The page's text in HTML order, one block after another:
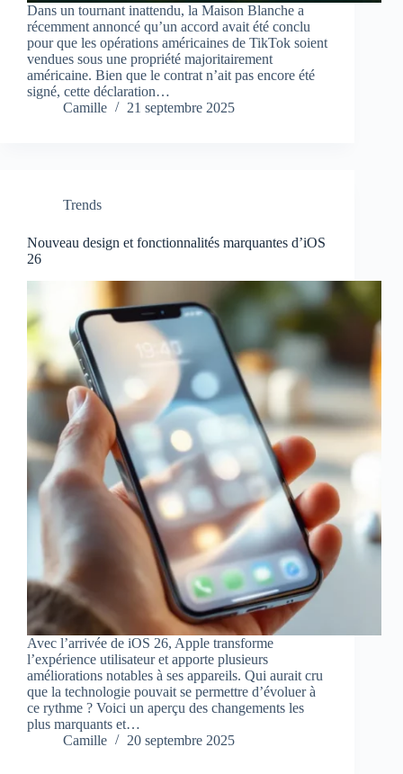
Dans un tournant inattendu, la Maison Blanche a
récemment annoncé qu’un accord avait été conclu
pour que les opérations américaines de TikTok soient
vendues sous une propriété majoritairement
américaine. Bien que le contrat n’ait pas encore été
signé, cette déclaration…
Camille
21 septembre 2025
Trends
Nouveau design et fonctionnalités marquantes d’iOS
26
Avec l’arrivée de iOS 26, Apple transforme
l’expérience utilisateur et apporte plusieurs
améliorations notables à ses appareils. Qui aurait cru
que la technologie pouvait se permettre d’évoluer à
ce rythme ? Voici un aperçu des changements les
plus marquants et…
Camille
20 septembre 2025